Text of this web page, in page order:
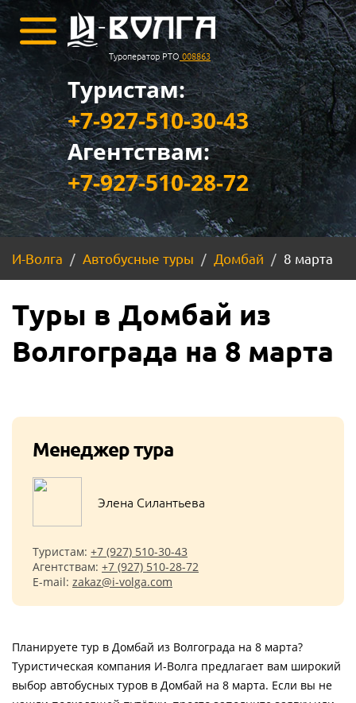
Туроператор РТО 008863
Туристам:
+7-927-510-30-43
Агентствам:
+7-927-510-28-72
И-Волга Автобусные туры Домбай 8 марта
Туры в Домбай из
Волгограда на 8 марта
Менеджер тура
Элена Cилантьева
Туристам: +7 (927) 510-30-43
Агентствам: +7 (927) 510-28-72
E-mail: zakaz@i-volga.com
Планируете тур в Домбай из Волгограда на 8 марта?
Туристическая компания И-Волга предлагает вам широкий
выбор автобусных туров в Домбай на 8 марта. Если вы не